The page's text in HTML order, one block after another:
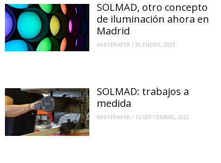
SOLMAD, otro concepto
de iluminación ahora en
Madrid
WHITEPAPER /30 ENERO, 2023
SOLMAD: trabajos a
medida
WHITEPAPER / 12 SEPTIEMBRE, 2022